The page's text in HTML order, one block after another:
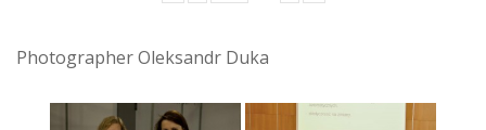
Photographer Oleksandr Duka